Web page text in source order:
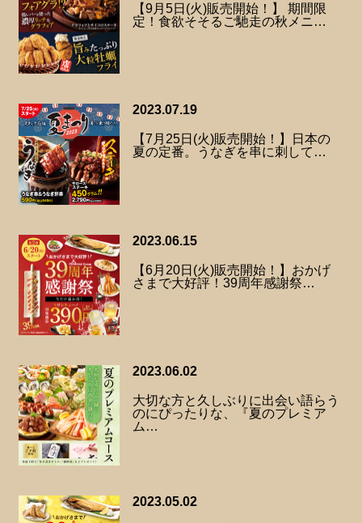
【9月5日(火)販売開始！】 期間限
定！食欲そそるご馳走の秋メニ…
2023.07.19
【7月25日(火)販売開始！】日本の
夏の定番。うなぎを串に刺して…
2023.06.15
【6月20日(火)販売開始！】おかげ
さまで大好評！39周年感謝祭…
2023.06.02
大切な方と久しぶりに出会い語らう
のにぴったりな、『夏のプレミア
ム…
2023.05.02